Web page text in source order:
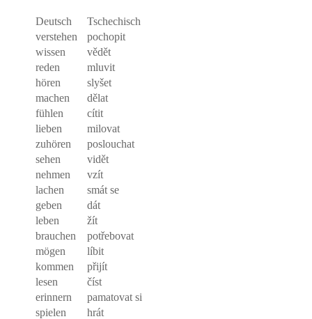
Deutsch
Tschechisch
verstehen
pochopit
wissen
vědět
reden
mluvit
hören
slyšet
machen
dělat
fühlen
cítit
lieben
milovat
zuhören
poslouchat
sehen
vidět
nehmen
vzít
lachen
smát se
geben
dát
leben
žít
brauchen
potřebovat
mögen
líbit
kommen
přijít
lesen
číst
erinnern
pamatovat si
spielen
hrát